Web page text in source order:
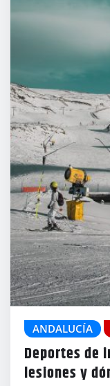
ANDALUCÍA
Deportes de
lesiones y